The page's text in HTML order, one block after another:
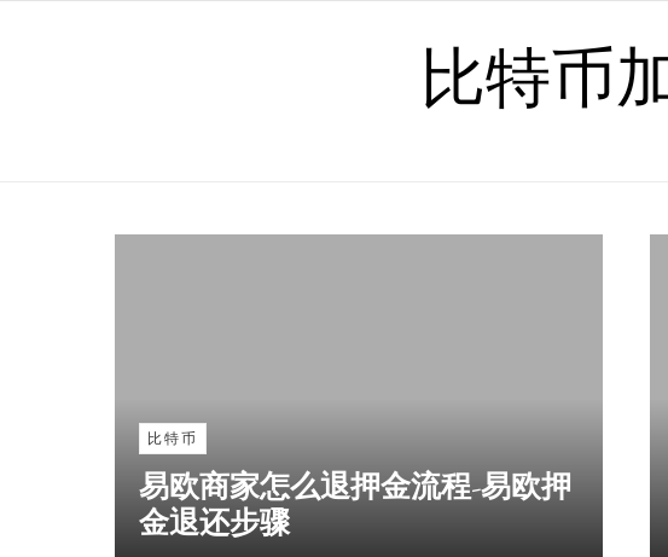
比特币
比特币
易欧商家怎么退押金流程-易欧押
金退还步骤